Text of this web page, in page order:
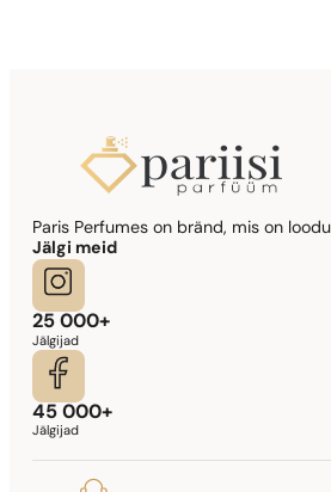
Sarnased lõhna
Lady Million Prive
Paris Perfumes on bränd, mis on
Jälgi meid
25 000+
Jälgijad
45 000+
Jälgijad